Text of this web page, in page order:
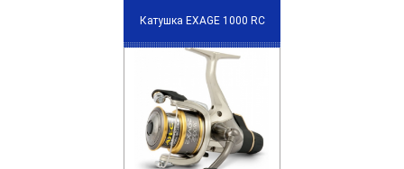
Катушка EXAGE 1000 RC